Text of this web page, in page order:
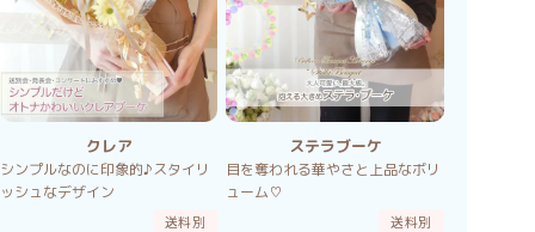
クレア
シンプルなのに印象的♪スタイリ
ッシュなデザイン
送料別
ステラブーケ
目を奪われる華やさと上品なボリ
ューム♡
送料別